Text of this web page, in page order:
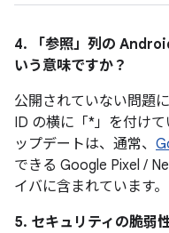
4. 「参照」 列の
いう意味ですか？
公開されていない問題
ID の横に「*」を付け
ップデートは、通常、
できる Google Pixel /
イバに含まれています。
5. セキュリティの脆弱